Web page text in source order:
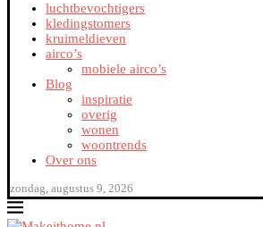
luchtbevochtigers
kledingstomers
kruimeldieven
airco’s
mobiele airco’s
Blog
inspiratie
overig
wonen
woontrends
Over ons
zondag, augustus 9, 2026